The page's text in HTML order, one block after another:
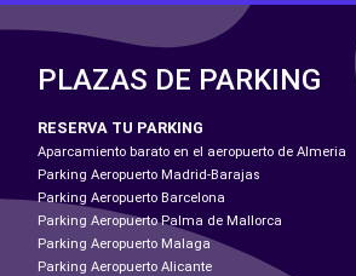
PLAZAS DE PARKING
RESERVA TU PARKING
Aparcamiento barato en el aeropuerto de Almeria
Parking Aeropuerto Madrid-Barajas
Parking Aeropuerto Barcelona
Parking Aeropuerto Palma de Mallorca
Parking Aeropuerto Malaga
Parking Aeropuerto Alicante